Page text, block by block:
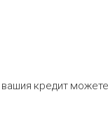
вашия кредит